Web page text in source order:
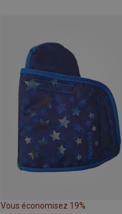
Vous économisez 19%